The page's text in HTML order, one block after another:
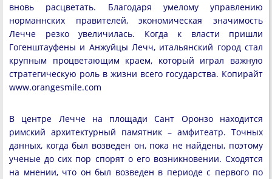
вновь расцветать. Благодаря умелому управлению
норманнских правителей, экономическая значимость
Лечче резко увеличилась. Когда к власти пришли
Гогенштауфены и Анжуйцы Лечч, итальянский город стал
крупным процветающим краем, который играл важную
стратегическую роль в жизни всего государства. Копирайт
www.orangesmile.com
В центре Лечче на площади Сант Оронзо находится
римский архитектурный памятник – амфитеатр. Точных
данных, когда был возведен он, пока не найдены, поэтому
ученые до сих пор спорят о его возникновении. Сходятся
на мнении, что он был возведен в периоде с первого по